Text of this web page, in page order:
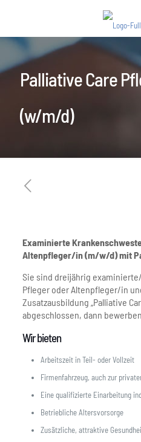
Palliative Care
(w/m/d)
Examinierte
Altenpfleger/in (m/w/d) mit
Sie sind dreijährig
Pfleger oder Altenpfleger/in
Zusatzausbildung „Palliative
abgeschlossen, dann
Wir bieten
Arbeitszeit in Teil- oder Vollzeit
Firmenfahrzeug, auch zur
Eine qualifizierte Einarbeitung
Betriebliche Altersvorsorge
Zusätzliche, attraktive